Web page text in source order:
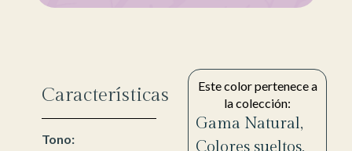
Características
Tono:
Este color pertenece a
la colección:
Gama Natural,
Colores sueltos,